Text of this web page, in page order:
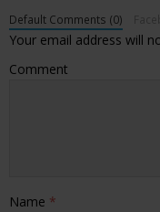
Default Comments (0)
Your email address will
Comment
Name *